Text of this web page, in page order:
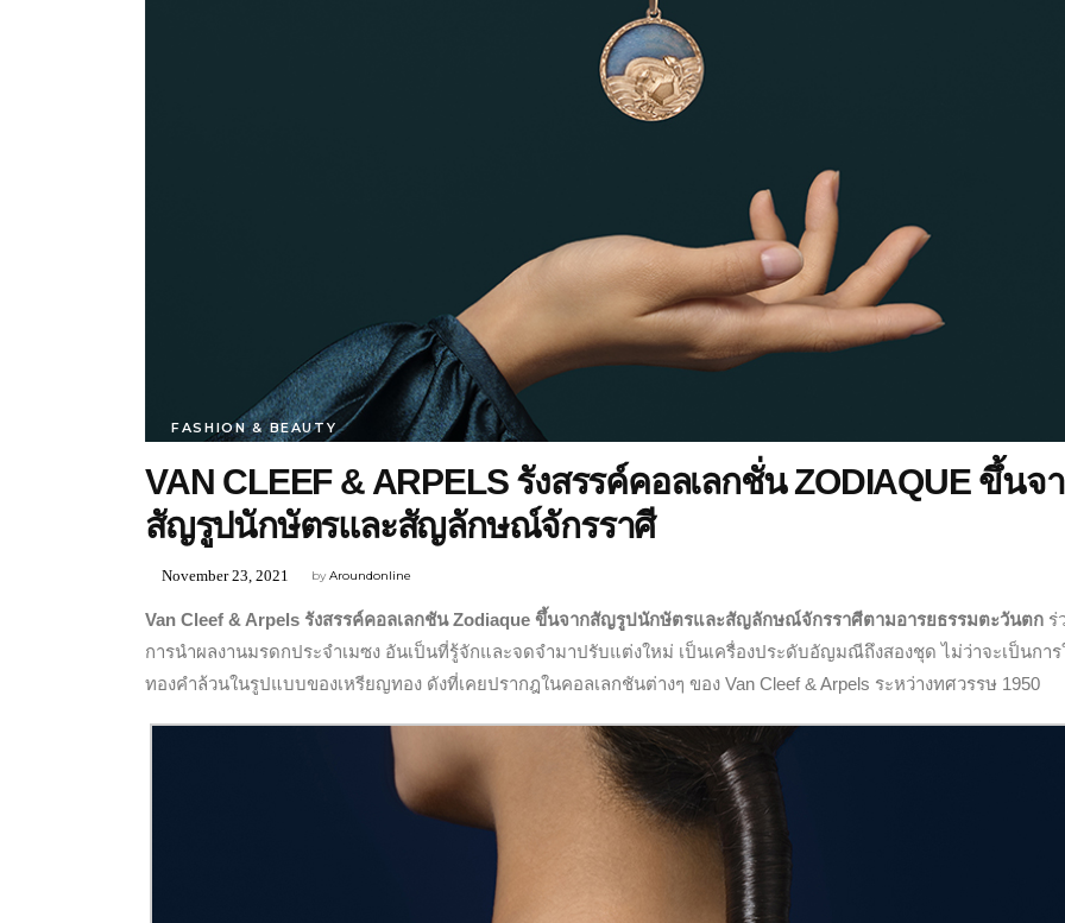
FASHION & BEAUTY
VAN CLEEF & ARPELS รังสรรค์คอลเลกชั่น ZODIAQUE ขึ้นจ
สัญรูปนักษัตรและสัญลักษณ์จักรราศี
byAroundonline
November 23, 2021
Van Cleef & Arpels รังสรรค์คอลเลกชัน Zodiaque ขึ้นจากสัญรูปนักษัตรและสัญลักษณ์จักรราศีตามอารยธรรมตะวันตก ร่
การนำผลงานมรดกประจำเมซง อันเป็นที่รู้จักและจดจำมาปรับแต่งใหม่ เป็นเครื่องประดับอัญมณีถึงสองชุด ไม่ว่าจะเป็นการ
ทองคำล้วนในรูปแบบของเหรียญทอง ดังที่เคยปรากฎในคอลเลกชันต่างๆ ของ Van Cleef & Arpels ระหว่างทศวรรษ 1950